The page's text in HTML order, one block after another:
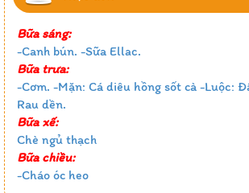
Bữa sáng:
-Canh bún. -Sữa Ellac.
Bữa trưa:
-Cơm. -Mặn: Cá diêu hồng sốt cà -Luộc:
Rau dền.
Bữa xế:
Chè ngủ thạch
Bữa chiều:
-Cháo óc heo